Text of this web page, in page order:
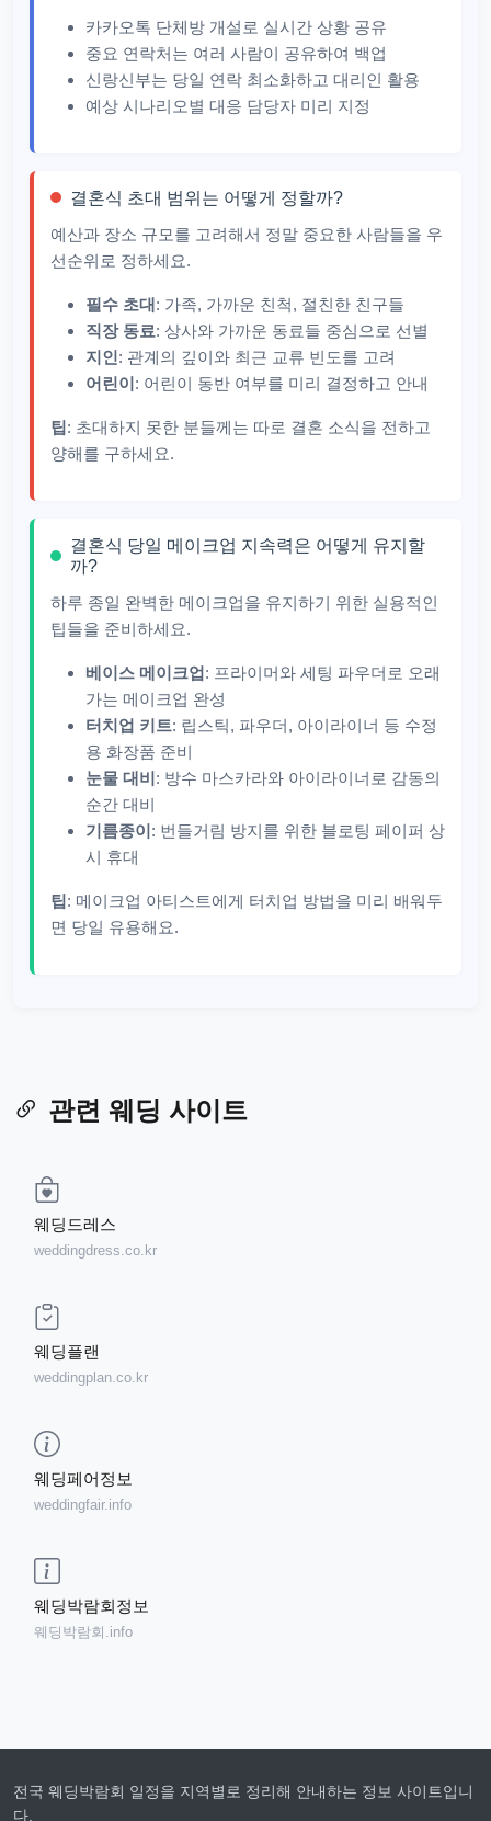
카카오톡 단체방 개설로 실시간 상황 공유
중요 연락처는 여러 사람이 공유하여 백업
신랑신부는 당일 연락 최소화하고 대리인 활용
예상 시나리오별 대응 담당자 미리 지정
결혼식 초대 범위는 어떻게 정할까?
예산과 장소 규모를 고려해서 정말 중요한 사람들을 우
선순위로 정하세요.
필수 초대 : 가족, 가까운 친척, 절친한 친구들
직장 동료: 상사와 가까운 동료들 중심으로 선별
지인 : 관계의 깊이와 최근 교류 빈도를 고려
어린이: 어린이 동반 여부를 미리 결정하고 안내
팁 : 초대하지 못한 분들께는 따로 결혼 소식을 전하고
양해를 구하세요.
결혼식 당일 메이크업 지속력은 어떻게 유지할
까?
하루 종일 완벽한 메이크업을 유지하기 위한 실용적인
팁들을 준비하세요.
베이스 메이크업 : 프라이머와 세팅 파우더로 오래
가는 메이크업 완성
터치업 키트: 립스틱, 파우더, 아이라이너 등 수정
용 화장품 준비
눈물 대비: 방수 마스카라와 아이라이너로 감동의
순간 대비
기름종이: 번들거림 방지를 위한 블로팅 페이퍼 상
시 휴대
팁 : 메이크업 아티스트에게 터치업 방법을 미리 배워두
면 당일 유용해요.
관련 웨딩 사이트
웨딩드레스
weddingdress.co.kr
웨딩플랜
weddingplan.co.kr
웨딩페어정보
weddingfair.info
웨딩박람회정보
웨딩박람회.info
전국 웨딩박람회 일정을 지역별로 정리해 안내하는 정보 사이트입니
다.